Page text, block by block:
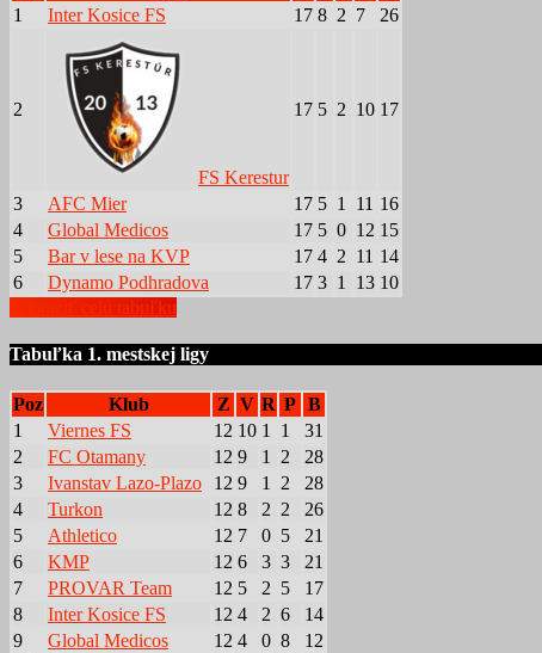
1
Inter Kosice FS 17 8 2 7 26
2
FS Kerestur
17 5 2 10 17
3 AFC Mier 17 5 1 11 16
4
Global Medicos 17 5 0 12 15
5
Bar v lese na KVP 17 4 2 11 14
6
Dynamo Podhradova 17 3 1 13 10
Tabuľka 1. mestskej ligy
Poz Klub Z V R P B
1
Viernes FS 12 10 1 1
31
2
FC Otamany 12 9 1 2
28
3
Ivanstav Lazo-Plazo 12 9 1 2
28
4
Turkon 12 8 2 2
26
5
Athletico 12 7 0 5
21
6
KMP 12 6 3 3
21
7
PROVAR Team 12 5 2 5
17
8
Inter Kosice FS 12 4 2 6
14
9
Global Medicos 12 4 0 8
12